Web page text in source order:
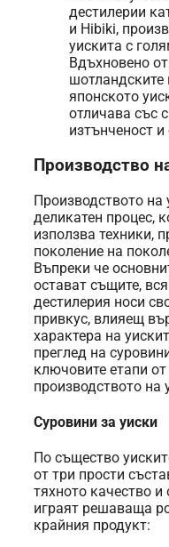
дестилерии
и Hibiki,
уискита с
Вдъхновено от
шотландските
японското
отличава със
изтънченост и
Производство
Производството на
деликатен процес,
използва техники,
поколение на
Въпреки че
остават същите,
дестилерия носи
привкус, влияещ
характера на
преглед на
ключовите етапи от
производството на
Суровини за уиски
По същество
от три прости
тяхното качество и
играят решаваща
крайния продукт: